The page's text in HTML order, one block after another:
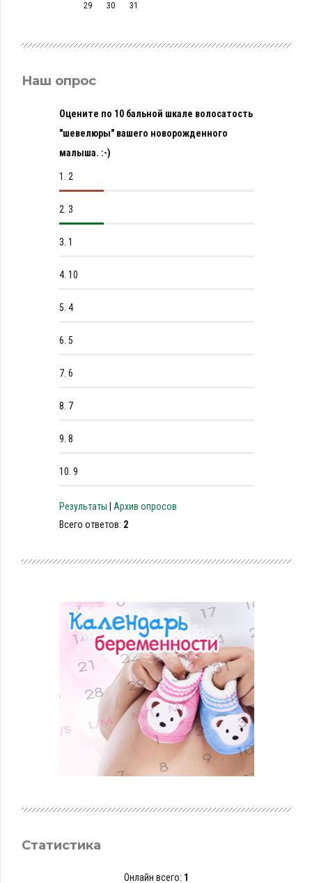
29 30 31
Наш опрос
Оцените по 10 бальной шкале волосатость
"шевелюры" вашего новорожденного
малыша. :-)
1. 2
2. 3
3. 1
4. 10
5. 4
6. 5
7. 6
8. 7
9. 8
10. 9
Результаты
Архив опросов
Всего ответов: 2
Статистика
Онлайн всего: 1